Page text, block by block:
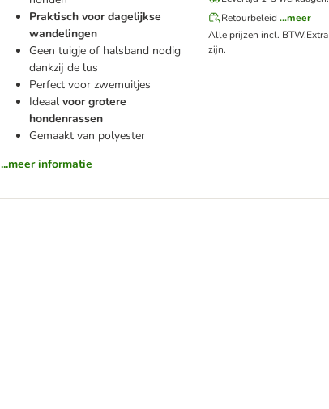
Praktisch voor dagelijkse
wandelingen
Geen tuigje of halsband nodig
dankzij de lus
Perfect voor zwemuitjes
Ideaal voor grotere
hondenrassen
Gemaakt van polyester
...meer informatie
Retourbeleid ...meer
Alle prijzen incl. BTW.Extra
zijn.